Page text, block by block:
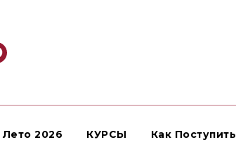
Лето 2026 КУРСЫ Как Поступить